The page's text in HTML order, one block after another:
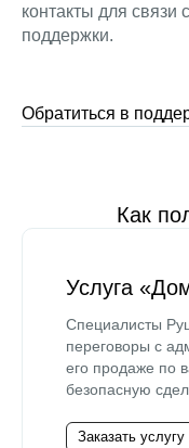
контакты для
поддержки.
Обратиться в
Как
Услуга
Специалисты
переговоры с
его продаже по
безопасную
Заказать услугу